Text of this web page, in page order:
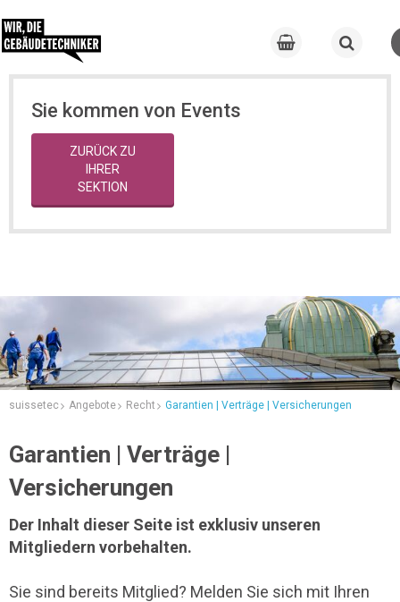
Sie kommen von Events
ZURÜCK ZU
IHRER
SEKTION
suissetec Angebote Recht Garantien | Verträge | Versicherungen
Garantien | Verträge |
Versicherungen
Der Inhalt dieser Seite ist exklusiv unseren
Mitgliedern vorbehalten.
Sie sind bereits Mitglied? Melden Sie sich mit Ihren